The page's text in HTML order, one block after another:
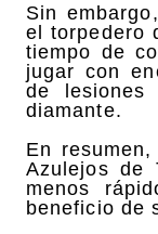
Sin
el torpedero
tiempo de
jugar con
de
diamante.
En
Azulejos de
menos
beneficio de